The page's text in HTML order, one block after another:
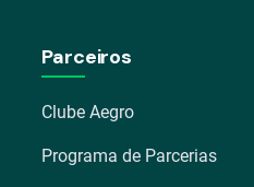
Parceiros
Clube Aegro
Programa de Parcerias